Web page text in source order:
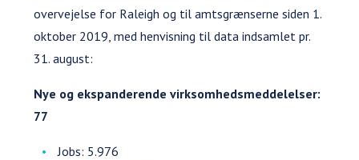
overvejelse for Raleigh og til amtsgrænserne siden 1.
oktober 2019, med henvisning til data indsamlet pr.
31. august:
Nye og ekspanderende virksomhedsmeddelelser:
77
Jobs: 5.976